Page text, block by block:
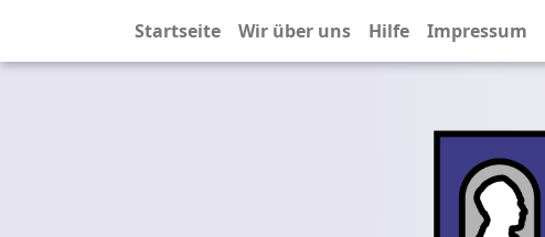
Startseite Wir über uns Hilfe Impressum